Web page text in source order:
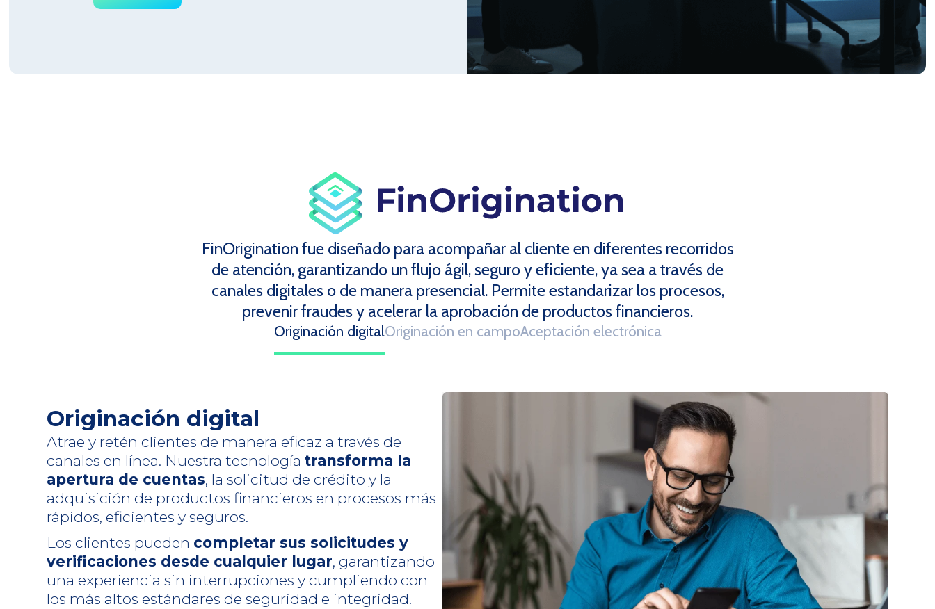
FinOrigination fue diseñado para acompañar al cliente en diferentes recorridos
de atención, garantizando un flujo ágil, seguro y eficiente, ya sea a través de
canales digitales o de manera presencial. Permite estandarizar los procesos,
prevenir fraudes y acelerar la aprobación de productos financieros.
Originación digitalOriginación en campoAceptación electrónica
Originación digital
Atrae y retén clientes de manera eficaz a través de
canales en línea. Nuestra tecnologíatransforma la
apertura de cuentas, la solicitud de crédito y la
adquisición de productos financieros en procesos más
rápidos, eficientes y seguros.
Los clientes pueden completar sus solicitudes y
verificaciones desde cualquier lugar, garantizando
una experiencia sin interrupciones y cumpliendo con
los más altos estándares de seguridad e integridad.